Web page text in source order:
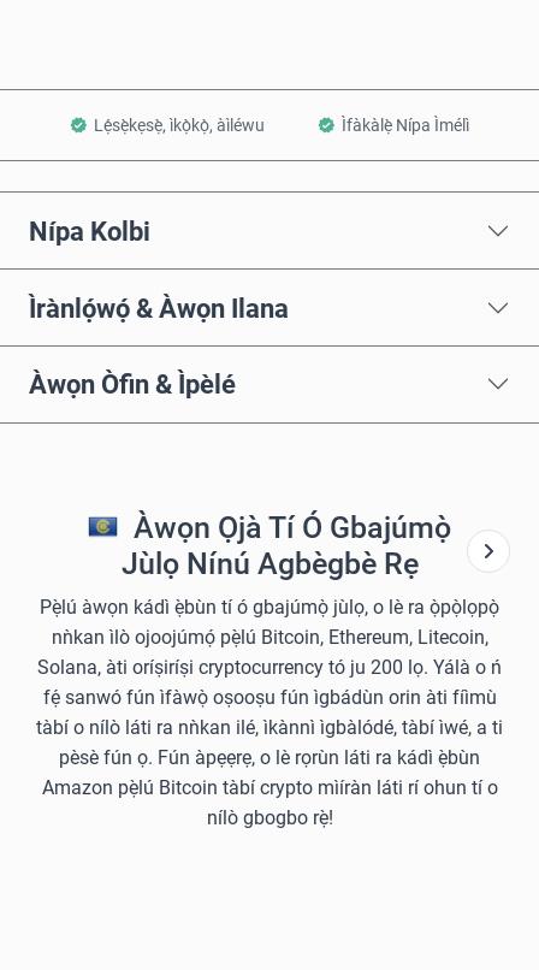
Lẹ́sẹ̀kẹsẹ̀, ìkọ̀kọ̀, àìléwu Ìfàkàlẹ̀ Nípa Ìmélì
Nípa Kolbi
Ìrànlọ́wọ́ & Àwọn Ilana
Àwọn Òfin & Ìpèlé
Àwọn Ọjà Tí Ó Gbajúmọ̀
Jùlọ Nínú Agbègbè Rẹ
Pẹ̀lú àwọn kádì ẹ̀bùn tí ó gbajúmọ̀ jùlọ, o lè ra ọ̀pọ̀lọpọ̀
nǹkan ìlò ojoojúmọ́ pẹ̀lú Bitcoin, Ethereum, Litecoin,
Solana, àti oríṣiríṣi cryptocurrency tó ju 200 lọ. Yálà o ń
fẹ́ sanwó fún ìfàwọ̀ oṣooṣu fún ìgbádùn orin àti fíìmù
tàbí o nílò láti ra nǹkan ilé, ìkànnì ìgbàlódé, tàbí ìwé, a ti
pèsè fún ọ. Fún àpẹẹrẹ, o lè rọrùn láti ra kádì ẹ̀bùn
Amazon pẹ̀lú Bitcoin tàbí crypto mìíràn láti rí ohun tí o
nílò gbogbo rẹ̀!